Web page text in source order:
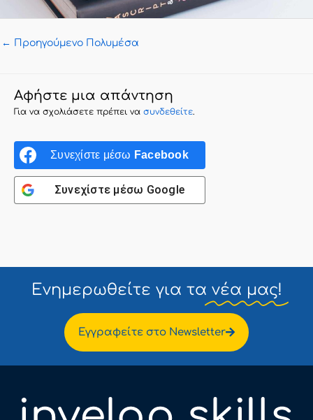
← Προηγούμενο Πολυμέσα
Αφήστε μια απάντηση
Για να σχολιάσετε πρέπει να συνδεθείτε.
Συνεχίστε μέσω Facebook
Συνεχίστε μέσω Google
Ενημερωθείτε για τα νέα μας!
Εγγραφείτε στο Newsletter